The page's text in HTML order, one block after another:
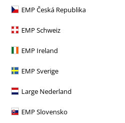
EMP Česká Republika
EMP Schweiz
EMP Ireland
EMP Sverige
Large Nederland
EMP Slovensko
nieuwsbrief te ontvangen en ga
B.V. mijn persoonsgegevens
in overeenstemming met de